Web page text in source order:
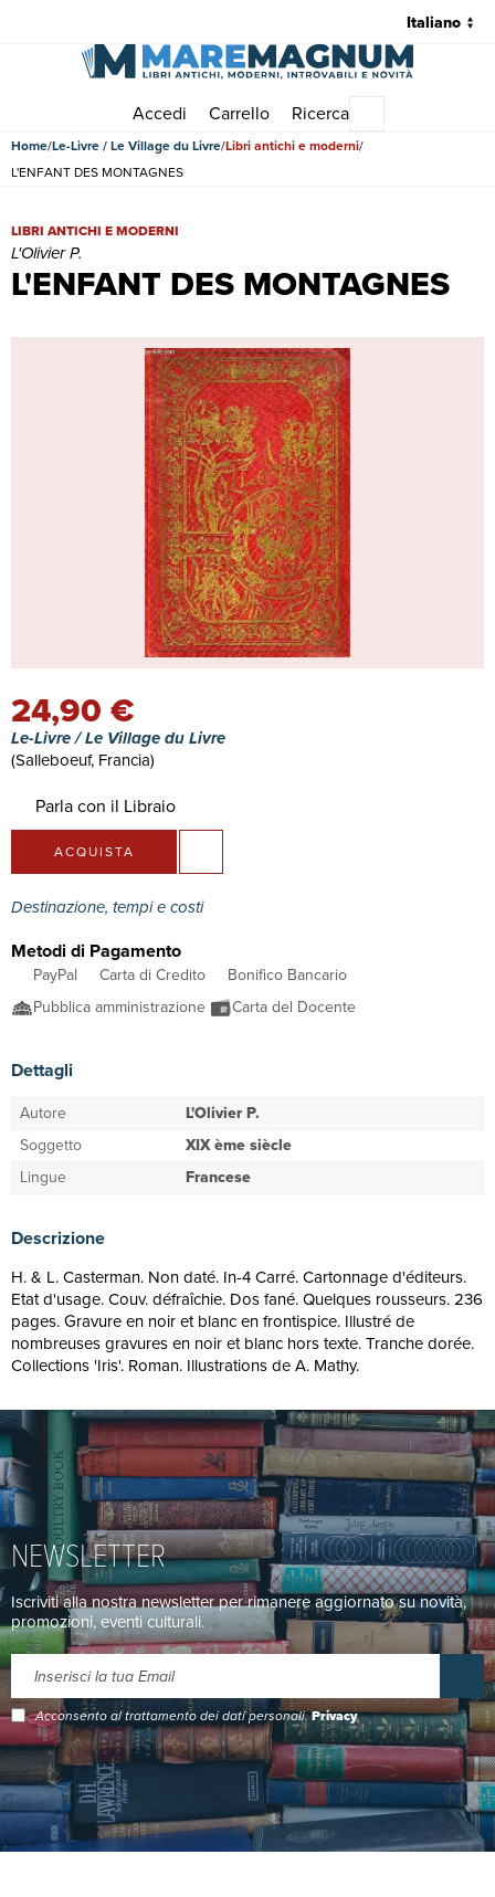
Accedi Carrello Ricerca
Home Le-Livre / Le Village du Livre Libri antichi e moderni
L'ENFANT DES MONTAGNES
L'ENFANT DES MONTAGNES
L'ENFANT DES MONTAGNES | Libri antichi e moderni | L'Olivier P.
LIBRI ANTICHI E MODERNI
L'Olivier P.
24,90 €
Le-Livre / Le Village du Livre
(Salleboeuf, Francia)
Parla con il Libraio
ACQUISTA
Destinazione, tempi e costi
Metodi di Pagamento
PayPal Carta di Credito
Bonifico Bancario
Pubblica amministrazione
Carta del Docente
Dettagli
Autore
L'Olivier P.
Soggetto
XIX ème siècle
Lingue
Francese
Descrizione
H. & L. Casterman. Non daté. In-4 Carré. Cartonnage d'éditeurs.
Etat d'usage. Couv. défraîchie. Dos fané. Quelques rousseurs. 236
pages. Gravure en noir et blanc en frontispice. Illustré de
nombreuses gravures en noir et blanc hors texte. Tranche dorée.
Collections 'Iris'. Roman. Illustrations de A. Mathy.
NEWSLETTER
Iscriviti alla nostra newsletter per rimanere aggiornato su novità,
promozioni, eventi culturali.
Acconsento al trattamento dei dati personali.Privacy